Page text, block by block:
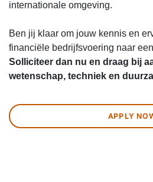
internationale omgeving.
Ben jij klaar om jouw kennis en
financiële bedrijfsvoering naar
Solliciteer dan nu en draag bij
wetenschap, techniek en
APPLY